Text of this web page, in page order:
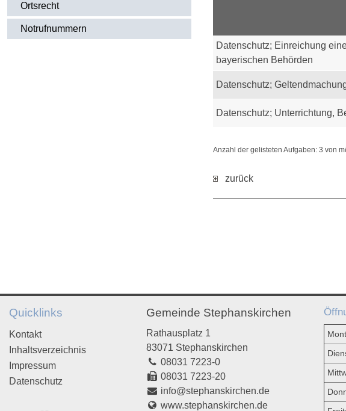
Ortsrecht
Notrufnummern
Datenschutz; Einreichung
bayerischen Behörden
Datenschutz;
Datenschutz; Unterrichtung,
Anzahl der gelisteten Aufgaben: 3 von
zurück
Quicklinks
Kontakt
Inhaltsverzeichnis
Impressum
Datenschutz
Gemeinde Stephanskirchen
Rathausplatz 1
83071 Stephanskirchen
08031 7223-0
08031 7223-20
info@stephanskirchen.de
www.stephanskirchen.de